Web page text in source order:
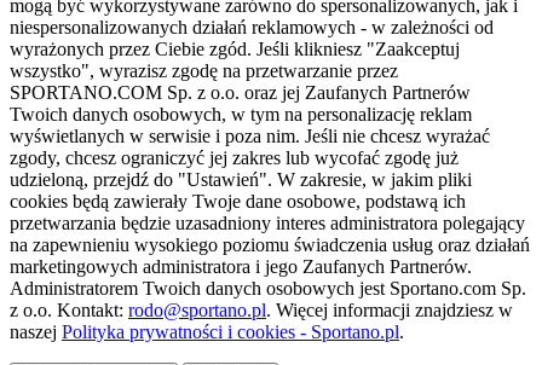
mogą być wykorzystywane zarówno do spersonalizowanych, jak i
niespersonalizowanych działań reklamowych - w zależności od
wyrażonych przez Ciebie zgód. Jeśli klikniesz "Zaakceptuj
wszystko", wyrazisz zgodę na przetwarzanie przez
SPORTANO.COM Sp. z o.o. oraz jej Zaufanych Partnerów
Twoich danych osobowych, w tym na personalizację reklam
wyświetlanych w serwisie i poza nim. Jeśli nie chcesz wyrażać
zgody, chcesz ograniczyć jej zakres lub wycofać zgodę już
udzieloną, przejdź do "Ustawień". W zakresie, w jakim pliki
cookies będą zawierały Twoje dane osobowe, podstawą ich
przetwarzania będzie uzasadniony interes administratora polegający
na zapewnieniu wysokiego poziomu świadczenia usług oraz działań
marketingowych administratora i jego Zaufanych Partnerów.
Administratorem Twoich danych osobowych jest Sportano.com Sp.
z o.o. Kontakt: rodo@sportano.pl. Więcej informacji znajdziesz w
naszej Polityka prywatności i cookies - Sportano.pl.